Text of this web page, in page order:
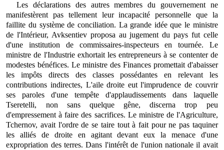
Les déclarations des autres membres du gouvernement ne
manifestèrent pas tellement leur incapacité personnelle que la
faillite du système de conciliation. La grande idée que le ministre
de l'Intérieur, Avksentiev proposa au jugement du pays fut celle
d'une institution de commissaires-inspecteurs en tournée. Le
ministre de l'Industrie exhortait les entrepreneurs à se contenter de
modestes bénéfices. Le ministre des Finances promettait d'abaisser
les impôts directs des classes possédantes en relevant les
contributions indirectes, L'aile droite eut l'imprudence de couvrir
ses paroles d'une tempête d'applaudissements dans laquelle
Tseretelli, non sans quelque gêne, discerna trop peu
d'empressement à faire des sacrifices. Le ministre de l'Agriculture,
Tchernov, avait l'ordre de se taire tout à fait pour ne pas taquiner
les alliés de droite en agitant devant eux la menace d'une
expropriation des terres. Dans l'intérêt de l'union nationale il avait